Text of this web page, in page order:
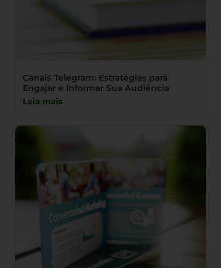
Canais Telegram: Estratégias para
Engajar e Informar Sua Audiência
Leia mais